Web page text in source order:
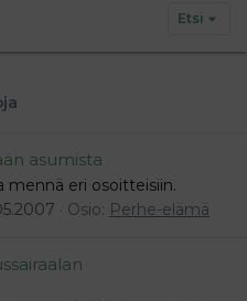
Etsi
asumista
mennä eri osoitteisiin.
Osio: Perhe-elämä